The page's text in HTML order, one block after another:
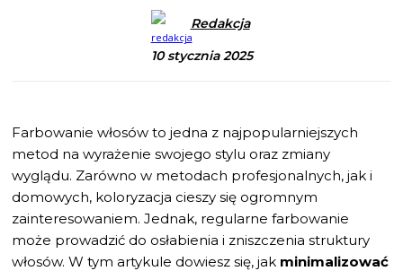
Redakcja
10 stycznia 2025
Farbowanie włosów to jedna z najpopularniejszych
metod na wyrażenie swojego stylu oraz zmiany
wyglądu. Zarówno w metodach profesjonalnych, jak i
domowych, koloryzacja cieszy się ogromnym
zainteresowaniem. Jednak, regularne farbowanie
może prowadzić do osłabienia i zniszczenia struktury
włosów. W tym artykule dowiesz się, jak minimalizować